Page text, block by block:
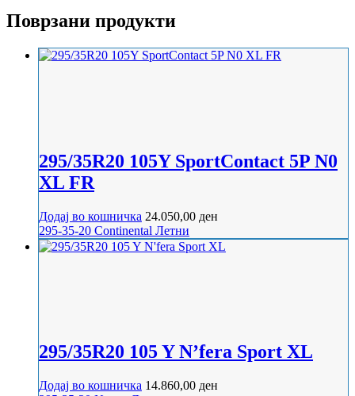
Поврзани продукти
295/35R20 105Y SportContact 5P N0
XL FR
Додај во кошничка 24.050,00 ден
295-35-20 Continental Летни
295/35R20 105 Y N’fera Sport XL
Додај во кошничка 14.860,00 ден